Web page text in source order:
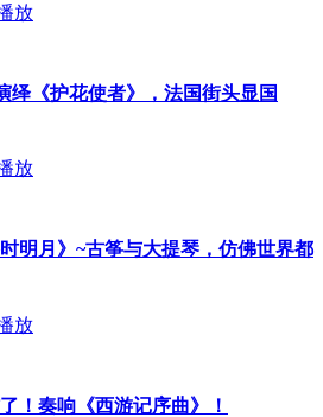
放
绎《护花使者》，法国街头显国
放
明月》~古筝与大提琴，仿佛世界都
放
！奏响《西游记序曲》！